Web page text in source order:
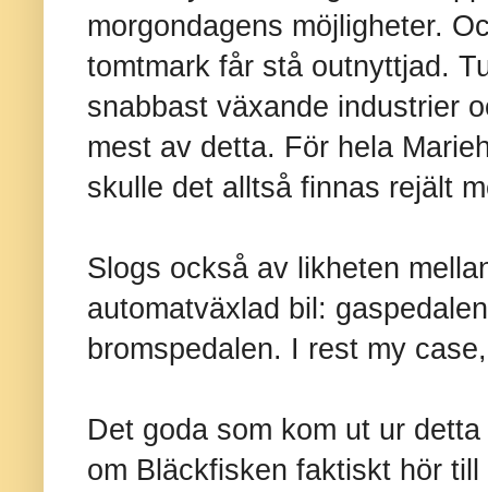
morgondagens möjligheter.
tomtmark får stå outnyttjad.
snabbast växande industrier
mest av detta. För hela
skulle det alltså finnas rejält
Slogs också av likheten
automatväxlad bil:
bromspedalen. I rest my
Det goda som kom ut ur
om Bläckfisken faktiskt hör